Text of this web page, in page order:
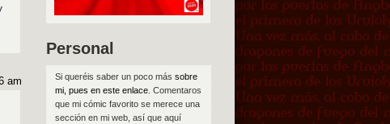
am
Personal
Si queréis saber un poco más sobre
mi, pues en este enlace. Comentaros
que mi cómic favorito se merece una
sección en mi web, así que aquí